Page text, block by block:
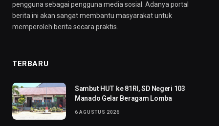
pengguna sebagai pengguna media sosial. Adanya portal
berita ini akan sangat membantu masyarakat untuk
memperoleh berita secara praktis.
TERBARU
Sambut HUT ke 81RI, SD Negeri 103
Manado Gelar Beragam Lomba
6 AGUSTUS 2026